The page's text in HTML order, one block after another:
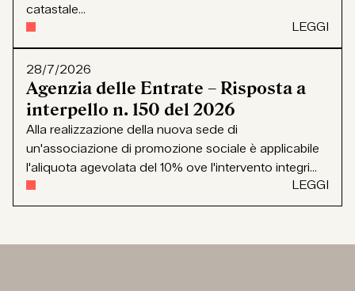
catastale...
LEGGI
28/7/2026
Agenzia delle Entrate – Risposta a
interpello n. 150 del 2026
Alla realizzazione della nuova sede di
un'associazione di promozione sociale è applicabile
l'aliquota agevolata del 10% ove l'intervento integri...
LEGGI